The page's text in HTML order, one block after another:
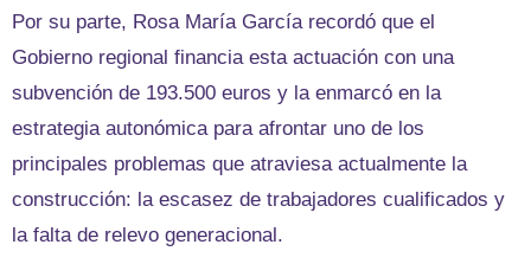
Por su parte, Rosa María García recordó que el
Gobierno regional financia esta actuación con una
subvención de 193.500 euros y la enmarcó en la
estrategia autonómica para afrontar uno de los
principales problemas que atraviesa actualmente la
construcción: la escasez de trabajadores cualificados y
la falta de relevo generacional.